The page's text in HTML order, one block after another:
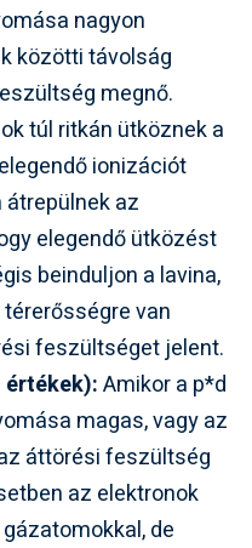
nagyon
közötti távolság
megnő.
túl ritkán ütköznek a
ionizációt
az
elegendő ütközést
beinduljon a lavina,
van
feszültséget jelent.
értékek):Amikor a p*d
magas, vagy az
áttörési feszültség
az elektronok
de